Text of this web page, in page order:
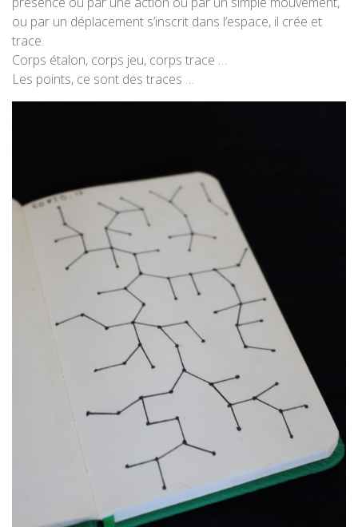
ou par un déplacement s’inscrit dans l’espace, il crée et
trace.
Corps étalon, corps jeu, corps trace …
Les points, ce sont des traces …